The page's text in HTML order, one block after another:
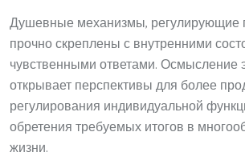
Душевные механизмы, регулирующие
прочно скреплены с внутренними
чувственными ответами. Осмысление
открывает перспективы для более
регулирования индивидуальной
обретения требуемых итогов в
жизни.